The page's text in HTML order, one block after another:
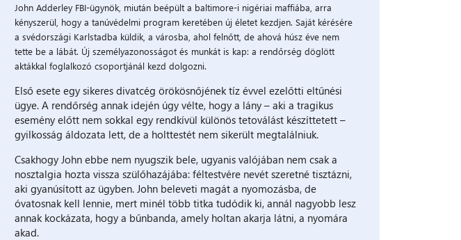
John ​Adderley FBI-ügynök, miután beépült a baltimore-i nigériai maffiába, arra
kényszerül, hogy a tanúvédelmi program keretében új életet kezdjen. Saját kérésére
a svédországi Karlstadba küldik, a városba, ahol felnőtt, de ahová húsz éve nem
tette be a lábát. Új személyazonosságot és munkát is kap: a rendőrség döglött
aktákkal foglalkozó csoportjánál kezd dolgozni.
Első esete egy sikeres divatcég örökösnőjének tíz évvel ezelőtti eltűnési
ügye. A rendőrség annak idején úgy vélte, hogy a lány – aki a tragikus
esemény előtt nem sokkal egy rendkívül különös tetoválást készíttetett –
gyilkosság áldozata lett, de a holttestét nem sikerült megtalálniuk.
Csakhogy John ebbe nem nyugszik bele, ugyanis valójában nem csak a
nosztalgia hozta vissza szülőhazájába: féltestvére nevét szeretné tisztázni,
aki gyanúsított az ügyben. John beleveti magát a nyomozásba, de
óvatosnak kell lennie, mert minél több titka tudódik ki, annál nagyobb lesz
annak kockázata, hogy a bűnbanda, amely holtan akarja látni, a nyomára
akad.